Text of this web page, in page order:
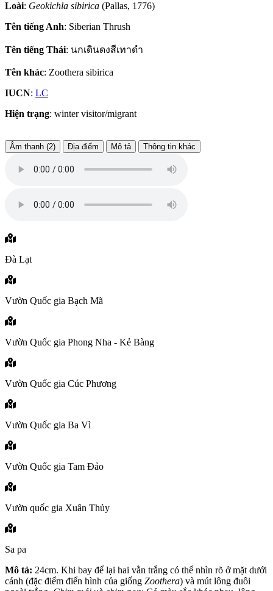
Loài: Geokichla sibirica (Pallas, 1776)
Tên tiếng Anh: Siberian Thrush
Tên tiếng Thái: นกเดินดงสีเทาดำ
Tên khác: Zoothera sibirica
IUCN: LC
Hiện trạng: winter visitor/migrant
Âm thanh (2) Địa điểm Mô tả Thông tin khác
Đà Lạt
Vườn Quốc gia Bạch Mã
Vườn Quốc gia Phong Nha - Kẻ Bàng
Vườn Quốc gia Cúc Phương
Vườn Quốc gia Ba Vì
Vườn Quốc gia Tam Đảo
Vườn quốc gia Xuân Thủy
Sa pa
Mô tả: 24cm. Khi bay để lại hai vằn trắng có thể nhìn rõ ở mặt dưới
cánh (đặc điểm điển hình của giống Zoothera) và mút lông đuôi